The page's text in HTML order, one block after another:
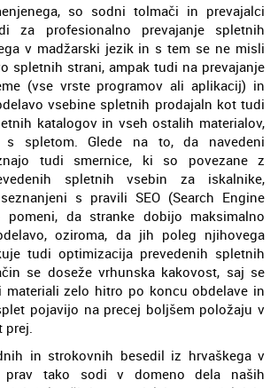
so sodni tolmači in prevajalci
za profesionalno prevajanje spletnih
v madžarski jezik in s tem se ne misli
spletnih strani, ampak tudi na prevajanje
(vse vrste programov ali aplikacij) in
vsebine spletnih prodajaln kot tudi
katalogov in vseh ostalih materialov,
spletom. Glede na to, da navedeni
tudi smernice, ki so povezane z
spletnih vsebin za iskalnike,
s pravili SEO (Search Engine
pomeni, da stranke dobijo maksimalno
oziroma, da jih poleg njihovega
tudi optimizacija prevedenih spletnih
se doseže vrhunska kakovost, saj se
materiali zelo hitro po koncu obdelave in
pojavijo na precej boljšem položaju v
in strokovnih besedil iz hrvaškega v
prav tako sodi v domeno dela naših